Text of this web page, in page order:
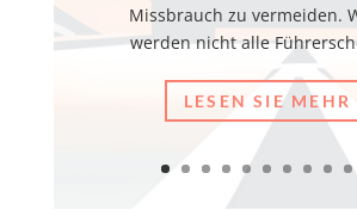
Missbrauch zu vermeiden.
werden nicht alle
LESEN SIE MEHR